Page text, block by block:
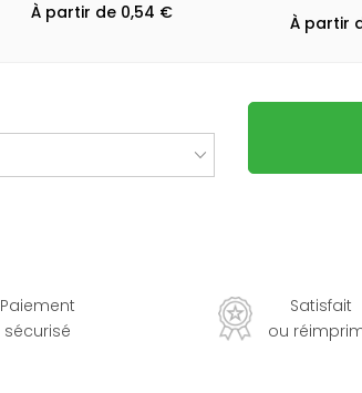
À partir de 0,54 €
À partir
Paiement
sécurisé
Satisfait
ou